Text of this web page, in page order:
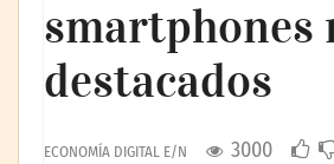
smartphones
destacados
ECONOMÍA DIGITAL E/N 3000